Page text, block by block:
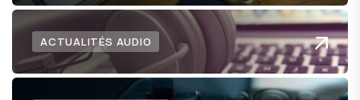
ACTUALITÉS AUDIO